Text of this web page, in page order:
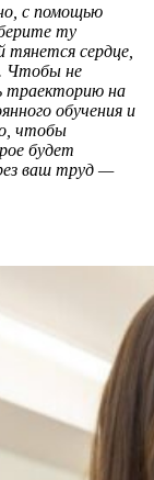
с помощью
ту
сердце,
Чтобы не
траекторию на
обучения и
чтобы
будет
ваш труд —